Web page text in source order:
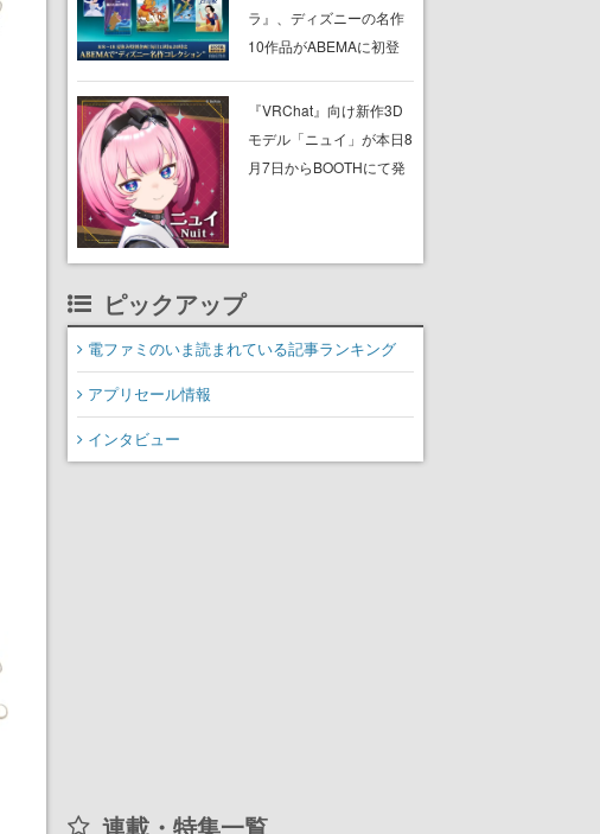
ラ』、ディズニーの名作
10作品がABEMAに初登
ん』に『ピーター・パ
ン』、『くまのプーさ
ん』など、毎日1作品が午
『VRChat』向け新作3D
モデル「ニュイ」が本日8
月7日からBOOTHにて発
ピックアップ
電ファミのいま読まれている記事ランキング
アプリセール情報
インタビュー
連載・特集一覧